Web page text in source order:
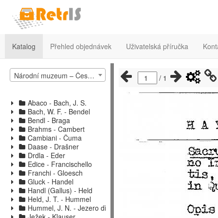
Katalog Přehled objednávek Uživatelská příručka
Národní muzeum – České muzeum hudby – katalog hudebnin 2
Abaco - Bach, J. S.
Bach, W. F. - Bendel
Bendl - Braga
Brahms - Cambert
Cambiani - Čuma
Daase - Drašner
Drdla - Eder
Edice - Francischello
Franchi - Gloesch
Gluck - Handel
Handl (Gallus) - Held
Held, J. T. - Hummel
Hummel, J. N. - Jezero dřímá
/ 1